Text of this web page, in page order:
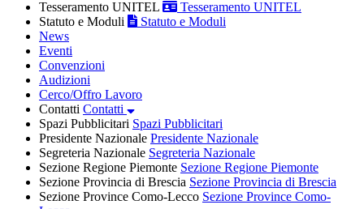
Tesseramento UNITEL
Tesseramento UNITEL
Statuto e Moduli
Statuto e Moduli
News
Eventi
Convenzioni
Audizioni
Cerco/Offro Lavoro
Contatti Contatti
Spazi Pubblicitari Spazi Pubblicitari
Presidente Nazionale Presidente Nazionale
Segreteria Nazionale Segreteria Nazionale
Sezione Regione Piemonte Sezione Regione Piemonte
Sezione Provincia di Brescia Sezione Provincia di Brescia
Sezione Province Como-Lecco Sezione Province Como-